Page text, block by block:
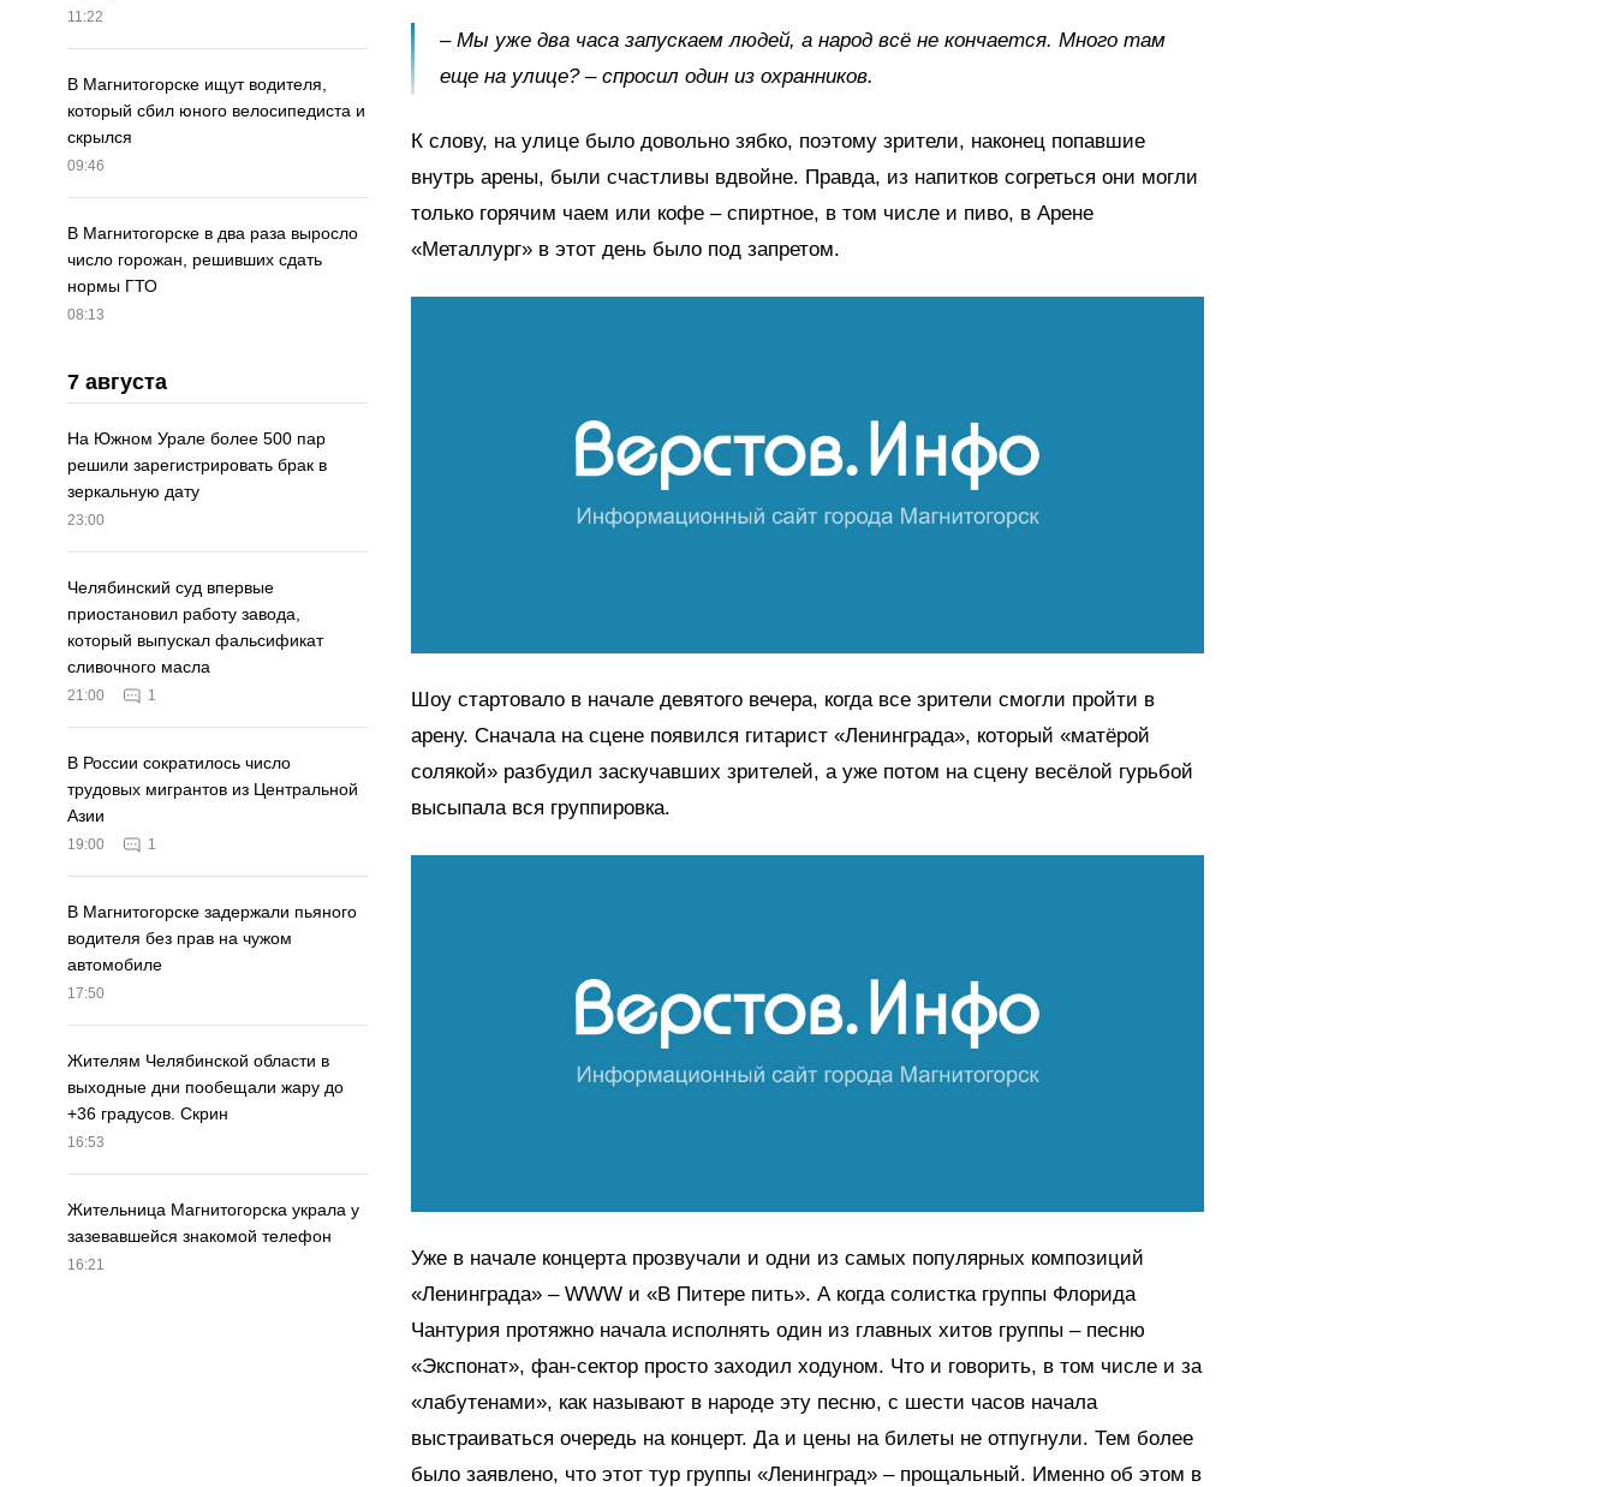
11:22
В Магнитогорске ищут водителя,
который сбил юного велосипедиста и
скрылся
09:46
В Магнитогорске в два раза выросло
число горожан, решивших сдать
нормы ГТО
08:13
7 августа
На Южном Урале более 500 пар
решили зарегистрировать брак в
зеркальную дату
23:00
Челябинский суд впервые
приостановил работу завода,
который выпускал фальсификат
сливочного масла
21:00 1
В России сократилось число
трудовых мигрантов из Центральной
Азии
19:00 1
В Магнитогорске задержали пьяного
водителя без прав на чужом
автомобиле
17:50
Жителям Челябинской области в
выходные дни пообещали жару до
+36 градусов. Скрин
16:53
Жительница Магнитогорска украла у
зазевавшейся знакомой телефон
16:21
– Мы уже два часа запускаем людей, а народ всё не кончается. Много там
еще на улице? – спросил один из охранников.
К слову, на улице было довольно зябко, поэтому зрители, наконец попавшие
внутрь арены, были счастливы вдвойне. Правда, из напитков согреться они могли
только горячим чаем или кофе – спиртное, в том числе и пиво, в Арене
«Металлург» в этот день было под запретом.
Шоу стартовало в начале девятого вечера, когда все зрители смогли пройти в
арену. Сначала на сцене появился гитарист «Ленинграда», который «матёрой
солякой» разбудил заскучавших зрителей, а уже потом на сцену весёлой гурьбой
высыпала вся группировка.
Уже в начале концерта прозвучали и одни из самых популярных композиций
«Ленинграда» – WWW и «В Питере пить». А когда солистка группы Флорида
Чантурия протяжно начала исполнять один из главных хитов группы – песню
«Экспонат», фан-сектор просто заходил ходуном. Что и говорить, в том числе и за
«лабутенами», как называют в народе эту песню, с шести часов начала
выстраиваться очередь на концерт. Да и цены на билеты не отпугнули. Тем более
было заявлено, что этот тур группы «Ленинград» – прощальный. Именно об этом в